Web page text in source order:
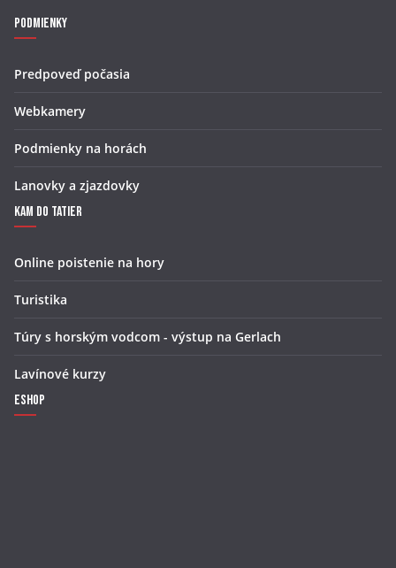
Podmienky
Predpoveď počasia
Webkamery
Podmienky na horách
Lanovky a zjazdovky
Kam do Tatier
Online poistenie na hory
Turistika
Túry s horským vodcom - výstup na Gerlach
Lavínové kurzy
Eshop